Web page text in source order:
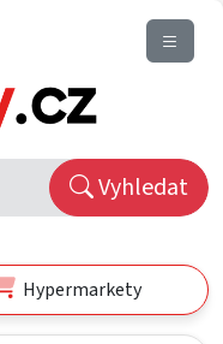
Vyhledat
Hypermarkety